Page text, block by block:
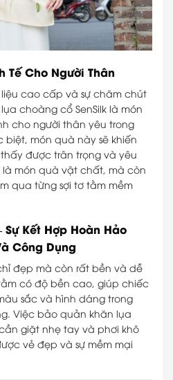
Tế Cho Người Thân
cao cấp và sự chăm chút
choàng cổ SenSilk là món
cho người thân yêu trong
món quà này sẽ khiến
được trân trọng và yêu
món quà vật chất, mà còn
qua từng sợi tơ tằm mềm
Sự Kết Hợp Hoàn Hảo
Công Dụng
đẹp mà còn rất bền và dễ
có độ bền cao, giúp chiếc
sắc và hình dáng trong
Việc bảo quản khăn lụa
giặt nhẹ tay và phơi khô
vẻ đẹp và sự mềm mại